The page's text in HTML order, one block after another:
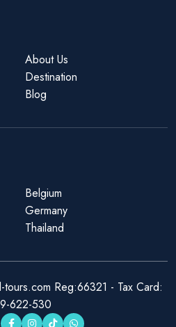
About Us
Destination
Blog
Belgium
Germany
Thailand
Reg:66321 - Tax Card:
622-530